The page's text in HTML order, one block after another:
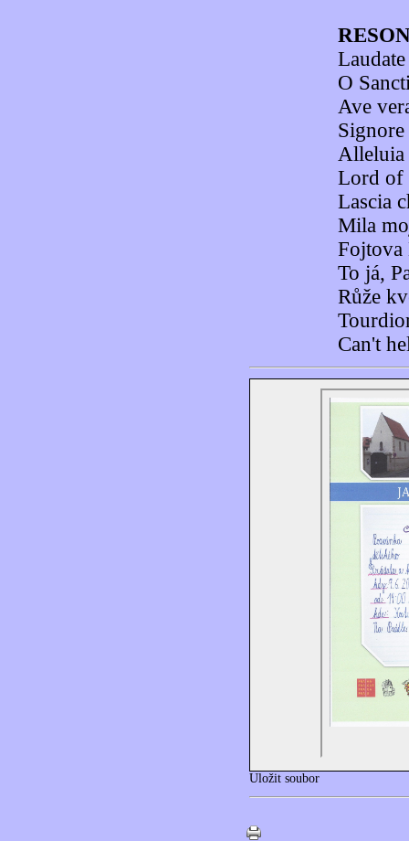
O
Ave
Alleluia
Lord of
Lascia
Mila
Fojtova
To já,
Růže
Can't
Uložit soubor